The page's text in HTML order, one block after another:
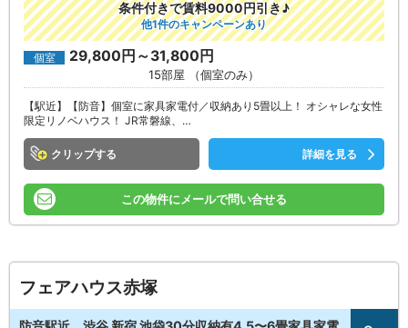
条件付きで賃料9000円引き♪
他1件のキャンペーンあり
個室 29,800円～31,800円
15部屋 （個室のみ）
【駅近】【防音】個室に家具家電付／収納あり5畳以上！ オシャレな女性
限定リノベハウス！ JR常磐線、…
クリップ 詳細を見る
この物件にメールで問い合せる
フェアハウス赤塚